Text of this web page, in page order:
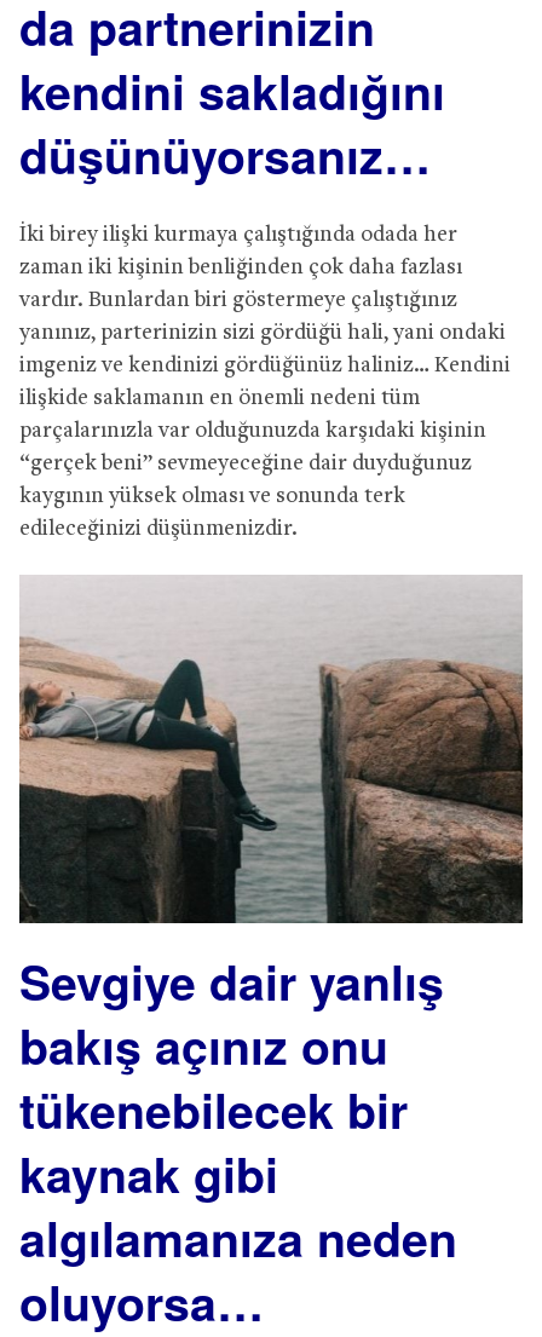
da partnerinizin
kendini sakladığını
düşünüyorsanız…
İki birey ilişki kurmaya çalıştığında odada her
zaman iki kişinin benliğinden çok daha fazlası
vardır. Bunlardan biri göstermeye çalıştığınız
yanınız, parterinizin sizi gördüğü hali, yani ondaki
imgeniz ve kendinizi gördüğünüz haliniz… Kendini
ilişkide saklamanın en önemli nedeni tüm
parçalarınızla var olduğunuzda karşıdaki kişinin
“gerçek beni” sevmeyeceğine dair duyduğunuz
kaygının yüksek olması ve sonunda terk
edileceğinizi düşünmenizdir.
Sevgiye dair yanlış
bakış açınız onu
tükenebilecek bir
kaynak gibi
algılamanıza neden
oluyorsa…